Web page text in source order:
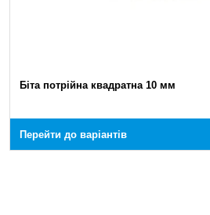
Біта потрійна квадратна 10 мм
Перейти до варіантів